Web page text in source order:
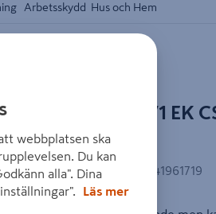
Arbetsskydd Hus och Hem
GOLVABIA 196171 EK
:1991622 EAN-kod 7331041961719
webbplatsen ska
Du kan
alla". Dina
Läs mer